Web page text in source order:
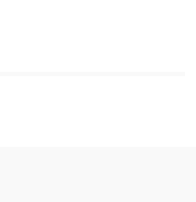
решают